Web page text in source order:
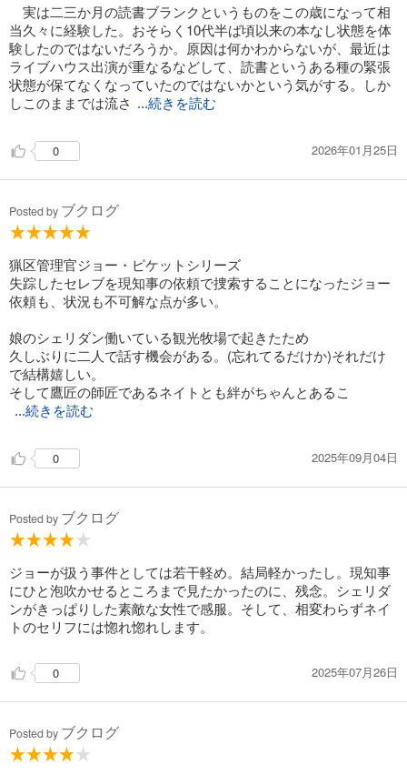
実は二三か月の読書ブランクというものをこの歳になって相
当久々に経験した。おそらく10代半ば頃以来の本なし状態を体
験したのではないだろうか。原因は何かわからないが、最近は
ライブハウス出演が重なるなどして、読書というある種の緊張
状態が保てなくなっていたのではないかという気がする。しか
しこのままでは流さ
...続きを読む
0 2026年01月25日
Posted by ブクログ
猟区管理官ジョー・ピケットシリーズ
失踪したセレブを現知事の依頼で捜索することになったジョー
依頼も、状況も不可解な点が多い。
娘のシェリダン働いている観光牧場で起きたため
久しぶりに二人で話す機会がある。(忘れてるだけか)それだけ
で結構嬉しい。
そして鷹匠の師匠であるネイトとも絆がちゃんとあるこ
...続きを読む
0 2025年09月04日
Posted by ブクログ
ジョーが扱う事件としては若干軽め。結局軽かったし。現知事
にひと泡吹かせるところまで見たかったのに、残念。シェリダ
ンがきっぱりした素敵な女性で感服。そして、相変わらずネイ
トのセリフには惚れ惚れします。
0 2025年07月26日
Posted by ブクログ